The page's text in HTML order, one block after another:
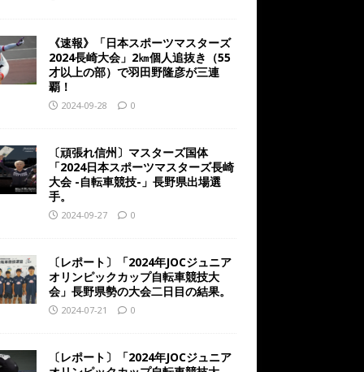
《速報》「日本スポーツマスターズ
2024長崎大会」2㎞個人追抜き（55
才以上の部）で羽田野隆彦が三連
覇！
2024-09-28 0
〔頑張れ信州〕マスターズ国体
「2024日本スポーツマスターズ長崎
大会 -自転車競技-」長野県出場選
手。
2024-09-27 0
〔レポート〕「2024年JOCジュニア
オリンピックカップ自転車競技大
会」長野県勢の大会二日目の結果。
2024-07-21 0
〔レポート〕「2024年JOCジュニア